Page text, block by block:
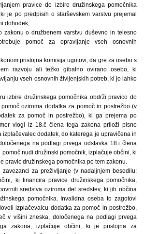
pravice do izbire družinskega pomočnika
je po predpisih o starševskem varstvu prejemal
dohodek,
o družbenem varstvu duševno in telesno
pomoč za opravljanje vseh osnovnih
pristojna komisija ugotovi, da gre za osebo s
razvoju ali težko gibalno ovirano osebo, ki
vseh osnovnih življenjskih potreb, ki jo lahko
izbire družinskega pomočnika obdrži pravico do
oziroma dodatka za pomoč in postrežbo (v
za pomoč in postrežbo), ki ga prejema po
vlogi iz 18.č člena tega zakona priloži pisno
izplačevalec dodatek, do katerega je upravičena in
na podlagi prvega odstavka 18.i člena
pomoč nudi družinski pomočnik, izplačuje občini, ki
pravic družinskega pomočnika po tem zakonu.
zavezanci za preživljanje (v nadaljnjem besedilu:
ki financira pravice družinskega pomočnika,
sredstva oziroma del sredstev, ki jih občina
pomočnika. Invalidna oseba to zagotovi
izplačevalcu dodatka za pomoč in postrežbo,
v višini zneska, določenega na podlagi prvega
zakona, izplačuje občini, ki je pristojna za